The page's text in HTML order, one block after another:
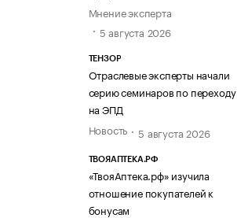
Мнение эксперта
5 августа 2026
ТЕНЗОР
Отраслевые эксперты начали
серию семинаров по переходу
на ЭПД
Новость
5 августа 2026
ТВОЯАПТЕКА.РФ
«ТвояАптека.рф» изучила
отношение покупателей к
бонусам